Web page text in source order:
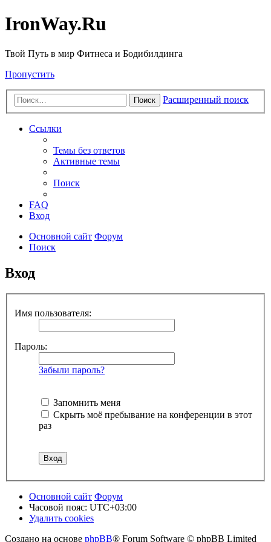
IronWay.Ru
Твой Путь в мир Фитнеса и Бодибилдинга
Пропустить
Поиск Расширенный поиск
Ссылки
Темы без ответов
Активные темы
Поиск
FAQ
Вход
Основной сайт Форум
Поиск
Вход
Имя пользователя:
Пароль:
Забыли пароль?
Запомнить меня
Скрыть моё пребывание на конференции в этот
раз
Основной сайт Форум
Часовой пояс: UTC+03:00
Удалить cookies
Создано на основе phpBB® Forum Software © phpBB Limited